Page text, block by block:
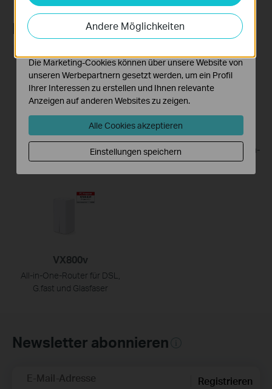
Recommend Products
WiFi 6 Internet Box 4
Archer VR2100v
AC2100 WLAN MU-MIMO-
VDSL/ADSL-Telefonie-Modem-
Router
VX800v
All-in-One-Router für DSL,
G.fast und Glasfaser
Newsletter abonnieren
E-Mail-Adresse Registrieren
Andere Möglichkeiten
Analyse-Cookies ermöglichen es uns, Ihre Aktivitäten
auf unserer Website zu analysieren, um die
Funktionsweise unserer Website zu verbessern und
Die Marketing-Cookies können über unsere Website von
unseren Werbepartnern gesetzt werden, um ein Profil
Ihrer Interessen zu erstellen und Ihnen relevante
Anzeigen auf anderen Websites zu zeigen.
Alle Cookies akzeptieren
Einstellungen speichern